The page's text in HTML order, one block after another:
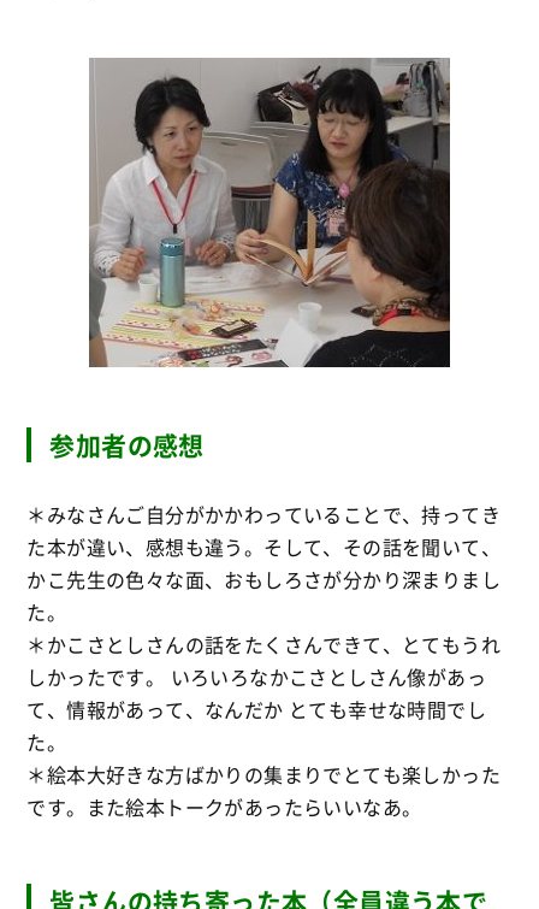
参加者の感想
＊みなさんご自分がかかわっていることで、持ってき
た本が違い、感想も違う。そして、その話を聞いて、
かこ先生の色々な面、おもしろさが分かり深まりまし
た。
＊かこさとしさんの話をたくさんできて、とてもうれ
しかったです。 いろいろなかこさとしさん像があっ
て、情報があって、なんだか とても幸せな時間でし
た。
＊絵本大好きな方ばかりの集まりでとても楽しかった
です。また絵本トークがあったらいいなあ。
皆さんの持ち寄った本（全員違う本で